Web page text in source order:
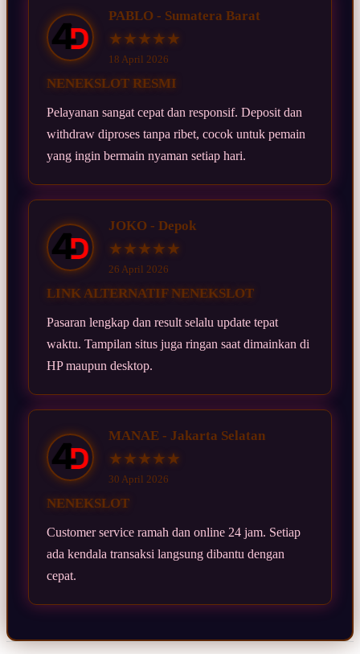
PABLO - Sumatera Barat
★★★★★
18 April 2026
NENEKSLOT RESMI
Pelayanan sangat cepat dan responsif. Deposit dan
withdraw diproses tanpa ribet, cocok untuk pemain
yang ingin bermain nyaman setiap hari.
JOKO - Depok
★★★★★
26 April 2026
LINK ALTERNATIF NENEKSLOT
Pasaran lengkap dan result selalu update tepat
waktu. Tampilan situs juga ringan saat dimainkan di
HP maupun desktop.
MANAE - Jakarta Selatan
★★★★★
30 April 2026
NENEKSLOT
Customer service ramah dan online 24 jam. Setiap
ada kendala transaksi langsung dibantu dengan
cepat.